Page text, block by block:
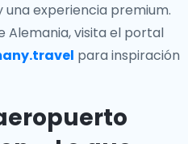
una experiencia premium.
Alemania, visita el portal
para inspiración